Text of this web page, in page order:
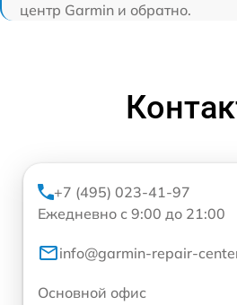
центр Garmin и обратно.
+7 (495) 023-41-97
Ежедневно с 9:00 до 21:00
info@garmin-repair-
Основной офис